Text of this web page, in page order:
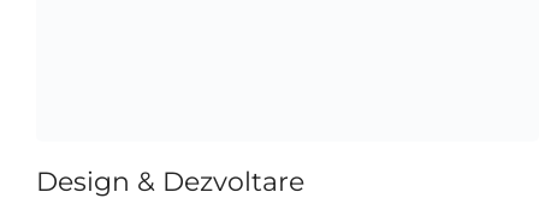
Design & Dezvoltare